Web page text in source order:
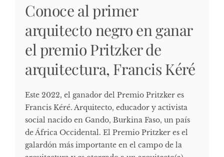
Conoce al primer
arquitecto negro en ganar
el premio Pritzker de
arquitectura, Francis Kéré
Este 2022, el ganador del Premio Pritzker es
Francis Kéré. Arquitecto, educador y activista
social nacido en Gando, Burkina Faso, un país
de África Occidental. El Premio Pritzker es el
galardón más importante en el campo de la